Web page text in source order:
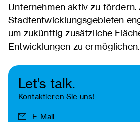
Unternehmen aktiv zu fördern.
Stadtentwicklungsgebieten
um zukünftig zusätzliche
Entwicklungen zu ermöglichen.
Let’s talk.
Kontaktieren Sie uns!
E-Mail